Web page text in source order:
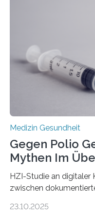
Dringend benötigt
nur
Gewebe verschonen.
Hertie-Institut für
Universitätsklinikum
Schwachstelle im
Medulloblastoms
Stiftung unterstützte
Medizin Gesundheit
Gegen Polio
Mythen Im
HZI-Studie an digitaler
zwischen
Kinderlähmung, ist eine
23.10.2025